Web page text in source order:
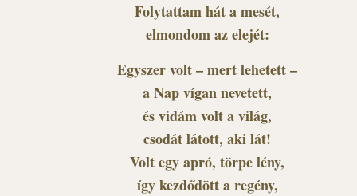
Folytattam hát a mesét,
elmondom az elejét:
Egyszer volt – mert lehetett –
a Nap vígan nevetett,
és vidám volt a világ,
csodát látott, aki lát!
Volt egy apró, törpe lény,
így kezdődött a regény,